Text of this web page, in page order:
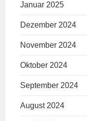
Januar 2025
Dezember 2024
November 2024
Oktober 2024
September 2024
August 2024